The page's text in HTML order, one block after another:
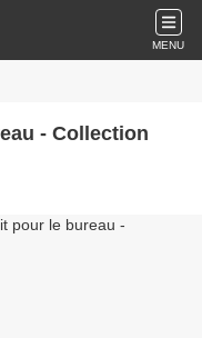
MENU
- Collection